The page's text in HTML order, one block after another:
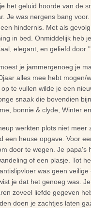
het geluid hoorde van de
Je was nergens bang
hindernis. Met als
in bed. Onmiddelijk heb
elegant, en geliefd door
je jammergenoeg je
alles mee hebt mogen/
te vullen wilde je een
snaak die bovendien
bonnie & clyde, Winter
werkten plots niet meer
een heuse opgave. Voor
door te wegen. Je papa's
of een plasje. Tot
was geen veilige
je dat het genoeg was.
zoveel liefde gegeven
doen je zachtjes laten